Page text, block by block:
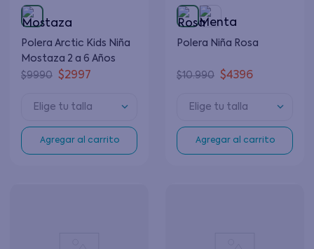
Polera Arctic Kids Niña
Mostaza 2 a 6 Años
$9990 $2997
Elige tu talla
Agregar al carrito
Polera Niña Rosa
$10.990 $4396
Elige tu talla
Agregar al carrito